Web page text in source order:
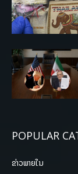
POPULAR
ຂ່າວພາຍ​ໃນ